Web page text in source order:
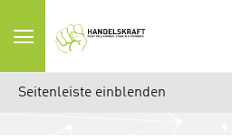
Seitenleiste einblenden